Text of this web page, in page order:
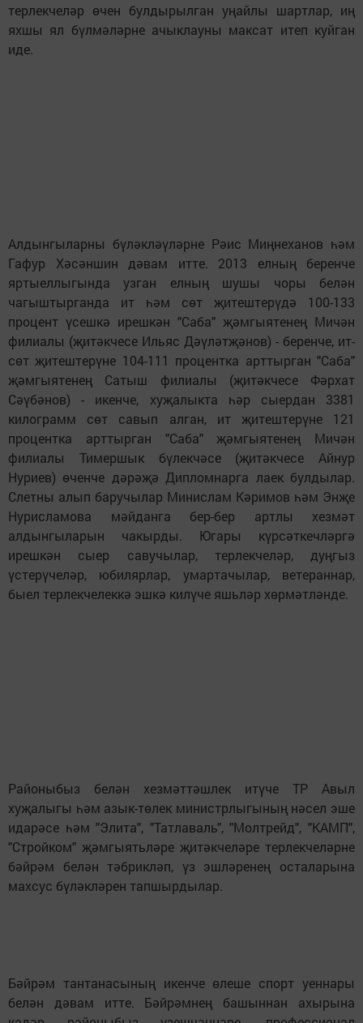
терлекчеләр өчен булдырылган уңайлы шартлар, иң
яхшы ял бүлмәләрне ачыклауны максат итеп куйган
иде.
Алдынгыларны бүләкләүләрне Рәис Миңнеханов һәм
Гафур Хәсәншин дәвам итте. 2013 елның беренче
яртыеллыгында узган елның шушы чоры белән
чагыштырганда ит һәм сөт җитештерүдә 100-133
процент үсешкә ирешкән "Саба" җәмгыятенең Мичән
филиалы (җитәкчесе Ильяс Дәүләтҗәнов) - беренче, ит-
сөт җитештерүне 104-111 процентка арттырган "Саба"
җәмгыятенең Сатыш филиалы (җитәкчесе Фәрхат
Сәүбәнов) - икенче, хуҗалыкта һәр сыердан 3381
килограмм сөт савып алган, ит җитештерүне 121
процентка арттырган "Саба" җәмгыятенең Мичән
филиалы Тимершык бүлекчәсе (җитәкчесе Айнур
Нуриев) өченче дәрәҗә Дипломнарга лаек булдылар.
Слетны алып баручылар Минислам Кәримов һәм Энҗе
Нурисламова мәйданга бер-бер артлы хезмәт
алдынгыларын чакырды. Югары күрсәткечләргә
ирешкән сыер савучылар, терлекчеләр, дуңгыз
үстерүчеләр, юбилярлар, умартачылар, ветераннар,
быел терлекчелеккә эшкә килүче яшьләр хөрмәтләнде.
Районыбыз белән хезмәттәшлек итүче ТР Авыл
хуҗалыгы һәм азык-төлек министрлыгының нәсел эше
идарәсе һәм "Элита", "Татлаваль", "Молтрейд", "КАМП",
"Стройком" җәмгыятьләре җитәкчеләре терлекчеләрне
бәйрәм белән тәбрикләп, үз эшләренең осталарына
махсус бүләкләрен тапшырдылар.
Бәйрәм тантанасының икенче өлеше спорт уеннары
белән дәвам итте. Бәйрәмнең башыннан ахырына